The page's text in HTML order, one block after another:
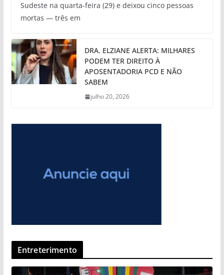
Sudeste na quarta-feira (29) e deixou cinco pessoas
mortas — três em
DRA. ELZIANE ALERTA: MILHARES
PODEM TER DIREITO À
APOSENTADORIA PCD E NÃO
SABEM
julho 20, 2026
Entreterimento